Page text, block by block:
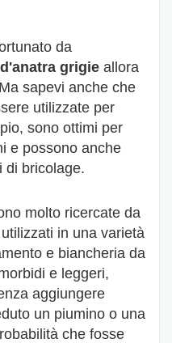
da
grigie allora
sapevi anche che
utilizzate per
sono ottimi per
e possono anche
di bricolage.
molto ricercate da
in una varietà
e biancheria da
e leggeri,
aggiungere
un piumino o una
che fosse